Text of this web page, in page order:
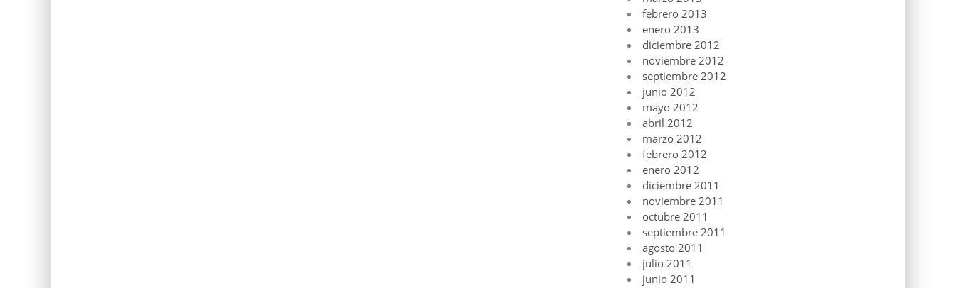
febrero 2013
enero 2013
diciembre 2012
noviembre 2012
septiembre 2012
junio 2012
mayo 2012
abril 2012
marzo 2012
febrero 2012
enero 2012
diciembre 2011
noviembre 2011
octubre 2011
septiembre 2011
agosto 2011
julio 2011
junio 2011